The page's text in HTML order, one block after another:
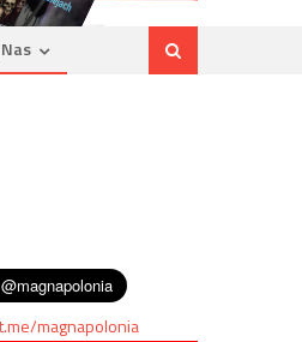
magnapolonia